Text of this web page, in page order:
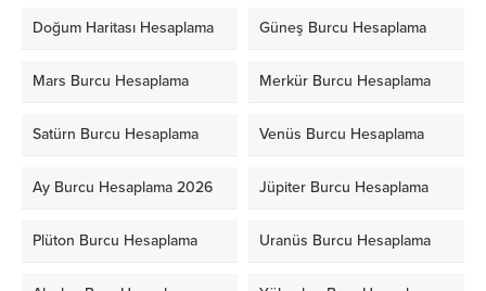
Doğum Haritası Hesaplama Güneş Burcu Hesaplama
Mars Burcu Hesaplama Merkür Burcu Hesaplama
Satürn Burcu Hesaplama Venüs Burcu Hesaplama
Ay Burcu Hesaplama 2026 Jüpiter Burcu Hesaplama
Plüton Burcu Hesaplama Uranüs Burcu Hesaplama